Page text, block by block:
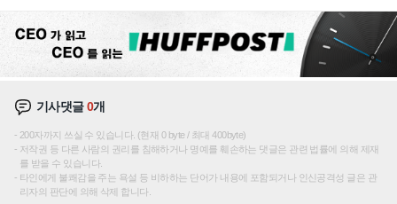
기사댓글0개
200자까지 쓰실 수 있습니다. (현재 0 byte / 최대 400byte)
저작권 등 다른 사람의 권리를 침해하거나 명예를 훼손하는 댓글은 관련 법률에 의해 제재
를 받을 수 있습니다.
타인에게 불쾌감을 주는 욕설 등 비하하는 단어가 내용에 포함되거나 인신공격성 글은 관
리자의 판단에 의해 삭제 합니다.